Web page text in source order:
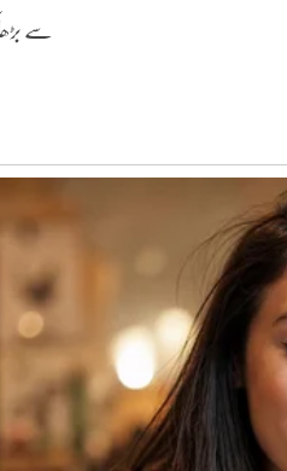
سے بڑھا کر 3 فیصد